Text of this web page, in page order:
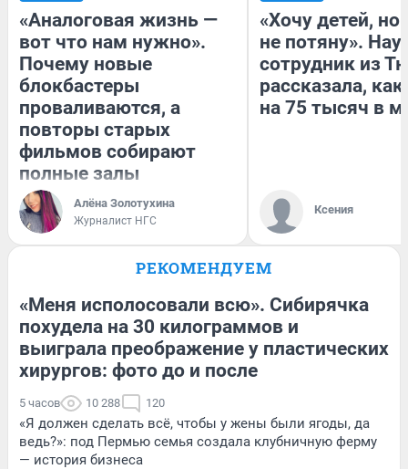
«Аналоговая жизнь —
вот что нам нужно».
Почему новые
блокбастеры
проваливаются, а
повторы старых
фильмов собирают
полные залы
Алёна Золотухина
Журналист НГС
«Хочу детей,
не потяну».
сотрудник из
рассказала,
на 75 тысяч в
Ксения
РЕКОМЕНДУЕМ
«Меня исполосовали всю». Сибирячка
похудела на 30 килограммов и
выиграла преображение у пластических
хирургов: фото до и после
5 часов 10 288 120
«Я должен сделать всё, чтобы у жены были ягоды, да
ведь?»: под Пермью семья создала клубничную ферму
— история бизнеса